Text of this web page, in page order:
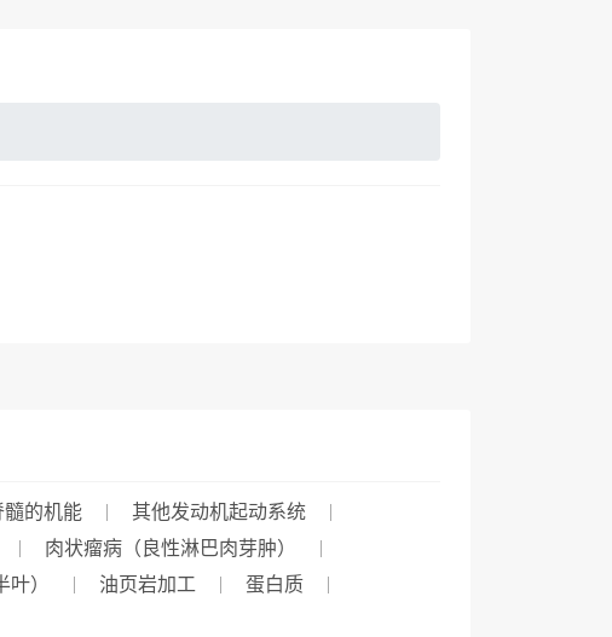
髓的机能
其他发动机起动系统
肉状瘤病（良性淋巴肉芽肿）
） 油页岩加工
蛋白质